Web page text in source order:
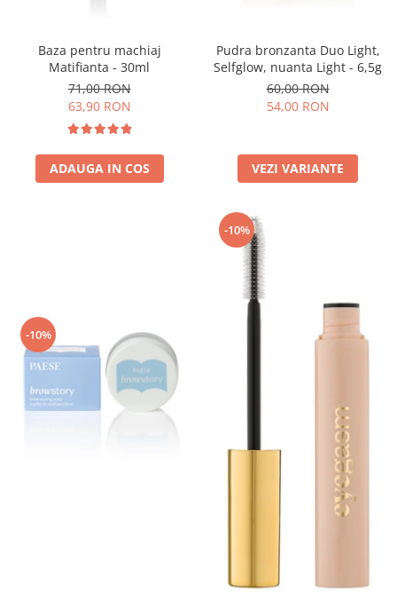
Baza pentru machiaj
Matifianta - 30ml
71,00 RON
63,90 RON
ADAUGA IN COS
Pudra bronzanta Duo Light,
Selfglow, nuanta Light - 6,5g
60,00 RON
54,00 RON
VEZI VARIANTE
-10%
-10%